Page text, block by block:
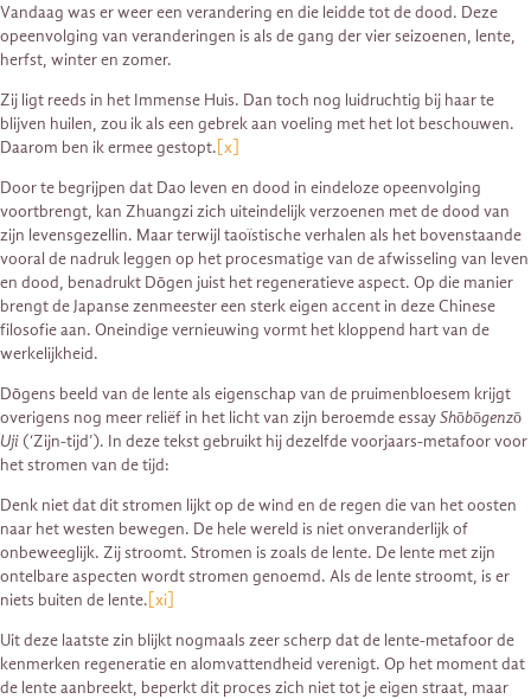
Vandaag was er weer een verandering en die leidde tot de dood. Deze
opeenvolging van veranderingen is als de gang der vier seizoenen, lente,
herfst, winter en zomer.
Zij ligt reeds in het Immense Huis. Dan toch nog luidruchtig bij haar te
blijven huilen, zou ik als een gebrek aan voeling met het lot beschouwen.
Daarom ben ik ermee gestopt. [x]
Door te begrijpen dat Dao leven en dood in eindeloze opeenvolging
voortbrengt, kan Zhuangzi zich uiteindelijk verzoenen met de dood van
zijn levensgezellin. Maar terwijl taoïstische verhalen als het bovenstaande
vooral de nadruk leggen op het procesmatige van de afwisseling van leven
en dood, benadrukt Dōgen juist het regeneratieve aspect. Op die manier
brengt de Japanse zenmeester een sterk eigen accent in deze Chinese
filosofie aan. Oneindige vernieuwing vormt het kloppend hart van de
werkelijkheid.
Dōgens beeld van de lente als eigenschap van de pruimenbloesem krijgt
overigens nog meer reliëf in het licht van zijn beroemde essayShōbōgenzō
Uji (‘Zijn-tijd’). In deze tekst gebruikt hij dezelfde voorjaars-metafoor voor
het stromen van de tijd:
Denk niet dat dit stromen lijkt op de wind en de regen die van het oosten
naar het westen bewegen. De hele wereld is niet onveranderlijk of
onbeweeglijk. Zij stroomt. Stromen is zoals de lente. De lente met zijn
ontelbare aspecten wordt stromen genoemd. Als de lente stroomt, is er
niets buiten de lente. [xi]
Uit deze laatste zin blijkt nogmaals zeer scherp dat de lente-metafoor de
kenmerken regeneratie en alomvattendheid verenigt. Op het moment dat
de lente aanbreekt, beperkt dit proces zich niet tot je eigen straat, maar